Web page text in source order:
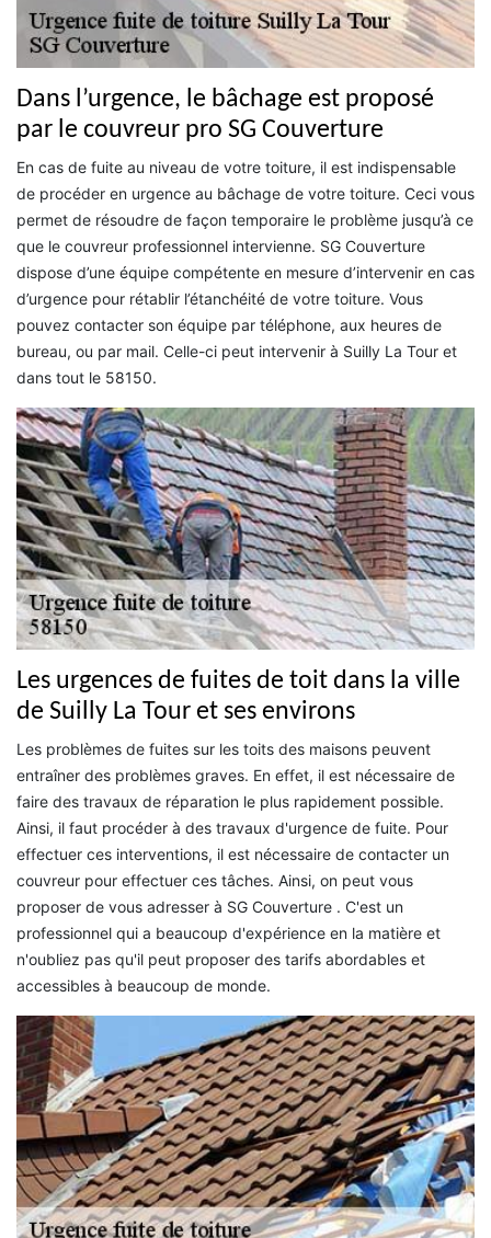
Dans l’urgence, le bâchage est proposé
par le couvreur pro SG Couverture
En cas de fuite au niveau de votre toiture, il est indispensable
de procéder en urgence au bâchage de votre toiture. Ceci vous
permet de résoudre de façon temporaire le problème jusqu’à ce
que le couvreur professionnel intervienne. SG Couverture
dispose d’une équipe compétente en mesure d’intervenir en cas
d’urgence pour rétablir l’étanchéité de votre toiture. Vous
pouvez contacter son équipe par téléphone, aux heures de
bureau, ou par mail. Celle-ci peut intervenir à Suilly La Tour et
dans tout le 58150.
Les urgences de fuites de toit dans la ville
de Suilly La Tour et ses environs
Les problèmes de fuites sur les toits des maisons peuvent
entraîner des problèmes graves. En effet, il est nécessaire de
faire des travaux de réparation le plus rapidement possible.
Ainsi, il faut procéder à des travaux d'urgence de fuite. Pour
effectuer ces interventions, il est nécessaire de contacter un
couvreur pour effectuer ces tâches. Ainsi, on peut vous
proposer de vous adresser à SG Couverture . C'est un
professionnel qui a beaucoup d'expérience en la matière et
n'oubliez pas qu'il peut proposer des tarifs abordables et
accessibles à beaucoup de monde.